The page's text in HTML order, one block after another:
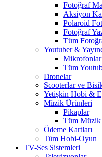
Fotoğraf
Aksiyon
Polaroid
Fotoğraf
Tüm
Youtuber &
Mikrofonlar
Tüm
Dronelar
Scooterlar ve
Yetişkin Hobi &
Müzik Ürünleri
Pikaplar
Tüm Müzik
Ödeme Kartları
Tüm Hobi-Oyun
TV-Ses Sistemleri